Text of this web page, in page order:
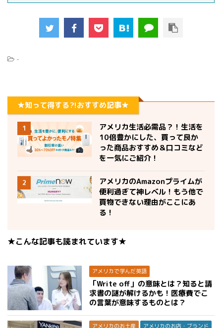
-
★知って得する?!おすすめ記事★
1
アメリカ生活必需品？！生活を
10倍豊かにした、買って良か
った商品おすすめ＆口コミなど
を一気にご紹介！
2
アメリカのAmazonプライムが
便利過ぎて神レベル！もう他で
買物できない理由がここにあ
る！
★こんな記事も読まれています★
アメリカで学んだ英語
「Write off」の意味とは？知ると請
求書の謎が解けるかも！医療費でこ
の言葉が意味するものとは？
アメリカのお土産 アメリカのお店・ブランド